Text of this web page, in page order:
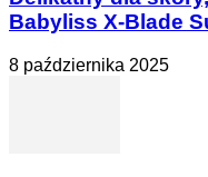
Babyliss X-Blade
8 października 2025